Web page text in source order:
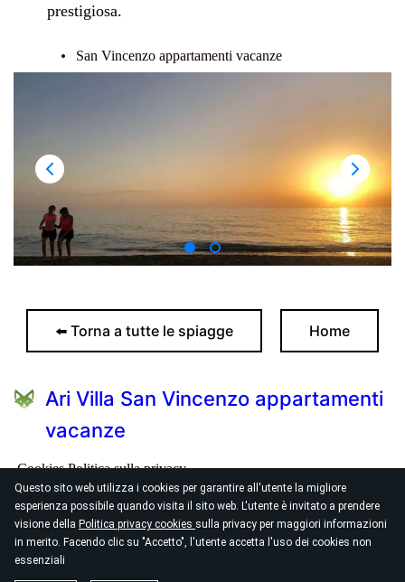
Questo sito web utilizza i cookies per garantire all'utente la migliore
esperienza possibile quando visita il sito web. L'utente è invitato a prendere
visione della Politica privacy cookies sulla privacy per maggiori informazioni
in merito. Facendo clic su "Accetto", l'utente accetta l'uso dei cookies non
essenziali
prestigiosa.
San Vincenzo appartamenti vacanze
⬅️ Torna a tutte le spiagge Home
Ari Villa San Vincenzo appartamenti
vacanze
Cookies Politica sulla privacy
Viale Serristori 23 Via del Corallo 1/3
arivilla@mail.com